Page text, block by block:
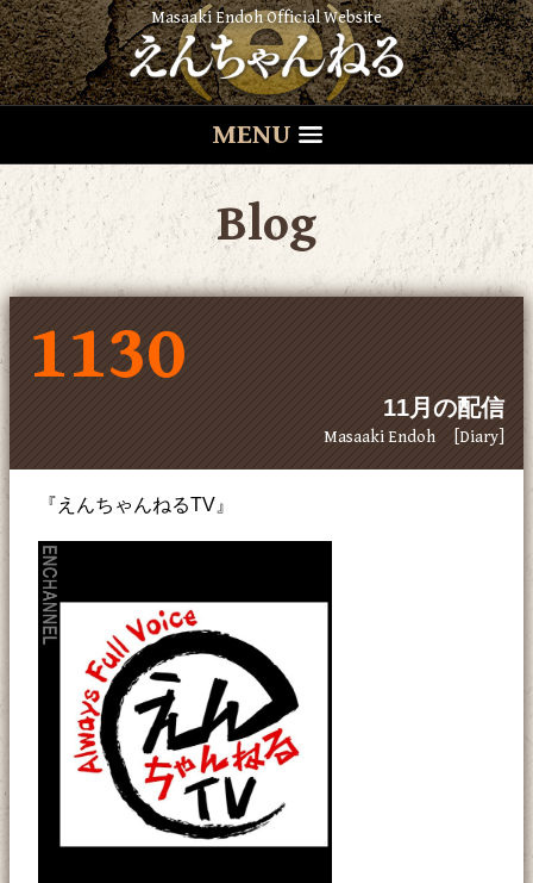
Masaaki Endoh Official Website
MENU
Blog
1130
11月の配信
Masaaki Endoh [Diary]
『えんちゃんねるTV』